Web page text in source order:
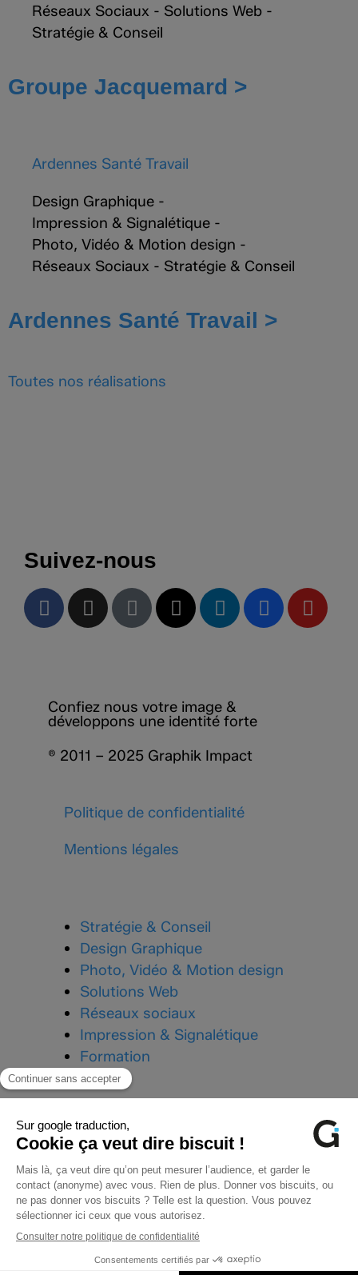
Réseaux Sociaux - Solutions Web -
Stratégie & Conseil
Groupe Jacquemard >
Ardennes Santé Travail
Design Graphique -
Impression & Signalétique -
Photo, Vidéo & Motion design -
Réseaux Sociaux - Stratégie & Conseil
Ardennes Santé Travail >
Toutes nos réalisations
Suivez-nous
Confiez nous votre image &
développons une identité forte
® 2011 – 2025 Graphik Impact
Politique de confidentialité
Mentions légales
Stratégie & Conseil
Design Graphique
Photo, Vidéo & Motion design
Solutions Web
Réseaux sociaux
Impression & Signalétique
Formation
Téléphone :
Mail :contact@graphik-impact.com
96 Avenue Charles de Gaulle,
08000 Charleville-Mézières
Du lundi au vendredi
de 9h à 12h, 14h à 18h